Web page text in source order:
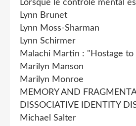
Lorsque le contrôle mental
Lynn Brunet
Lynn Moss-Sharman
Lynn Schirmer
Malachi Martin : "Hostage to
Marilyn Manson
Marilyn Monroe
MEMORY AND
DISSOCIATIVE IDENTITY
Michael Salter